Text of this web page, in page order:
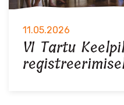
11.05.2026
VI Tartu